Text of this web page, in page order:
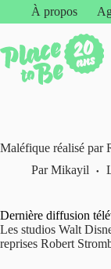
À propos
Maléfique réalisé par
Par Mikayil
Dernière diffusion
Les studios Walt
reprises Robert